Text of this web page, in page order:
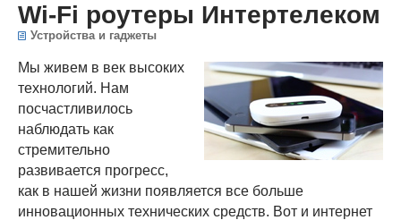
Wi-Fi роутеры Интертелеком
Устройства и гаджеты
Мы живем в век высоких
технологий. Нам
посчастливилось
наблюдать как
стремительно
развивается прогресс,
как в нашей жизни появляется все больше
инновационных технических средств. Вот и интернет